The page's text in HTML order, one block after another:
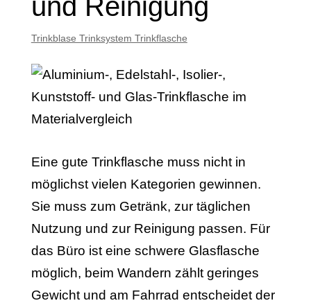
und Reinigung
Trinkblase Trinksystem Trinkflasche
Eine gute Trinkflasche muss nicht in
möglichst vielen Kategorien gewinnen.
Sie muss zum Getränk, zur täglichen
Nutzung und zur Reinigung passen. Für
das Büro ist eine schwere Glasflasche
möglich, beim Wandern zählt geringes
Gewicht und am Fahrrad entscheidet der